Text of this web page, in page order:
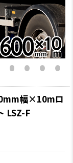
幅×10mロ
LSZ-F